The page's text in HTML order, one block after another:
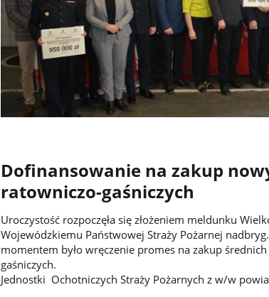
Dofinansowanie na zakup
ratowniczo-gaśniczych
Uroczystość rozpoczęła się złożeniem meldunku
Wojewódzkiemu Państwowej Straży Pożarnej
momentem było wręczenie promes na zakup
gaśniczych.
Jednostki Ochotniczych Straży Pożarnych z w/w